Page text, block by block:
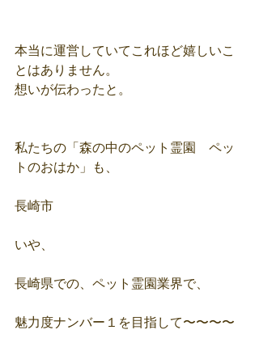
本当に運営していてこれほど嬉しいこ
とはありません。
想いが伝わったと。
私たちの「森の中のペット霊園　ペッ
トのおはか」も、
長崎市
いや、
長崎県での、ペット霊園業界で、
魅力度ナンバー１を目指して〜〜〜〜